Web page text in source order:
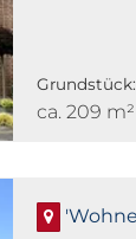
Grundstück:
ca. 209 m²